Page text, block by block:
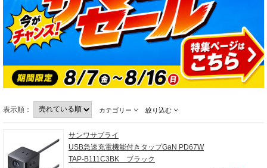
表示順： カテゴリー 絞り込む
サンワサプライ
USB急速充電機能付きタップGaN PD67W
TAP-B111C3BK ブラック